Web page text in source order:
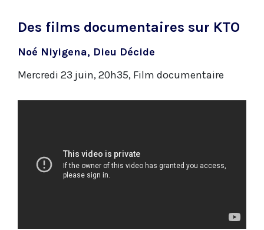
Des films documentaires sur KTO
Noé Niyigena, Dieu Décide
Mercredi 23 juin, 20h35, Film documentaire